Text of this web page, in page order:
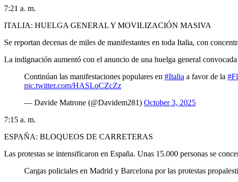
7:21 a. m.
ITALIA: HUELGA GENERAL Y MOVILIZACIÓN MASIVA
Se reportan decenas de miles de manifestantes en toda Italia, con
La indignación aumentó con el anuncio de una huelga general
Continúan las manifestaciones populares en #Italia a favor de la
pic.twitter.com/HASLoCZcZz
— Davide Matrone (@Davidem281) October 3, 2025
7:15 a. m.
ESPAÑA: BLOQUEOS DE CARRETERAS
Las protestas se intensificaron en España. Unas 15.000 personas se
Cargas policiales en Madrid y Barcelona por las protestas